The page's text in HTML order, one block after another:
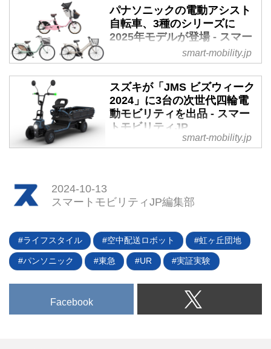
買い物難民はいまや全国どこでも
発生する可能性がある。そんな社
会課題の解消に向けて、空中配送
ロボット技術を使った世界初の配
送サービスの実証実験が川崎市麻
生区のUR虹ヶ丘団地で始まる。
（タイトル写真は空中配送ロボッ
トのイメージ）
パナソニックの電動アシスト
自転車、3種のシリーズに
2025年モデルが登場 - スマー
トモビリティJP
イクルテック株式会社は、幼児二
人同乗用電動アシスト自転車「ギ
ュット」シリーズ、ショッピング
用モデル「ビビ」シリーズ、通学
用モデル「ティモ」シリーズの
smart-mobility.jp
スズキが「JMS ビズウィーク
2024」に3台の次世代四輪電
動モビリティを出品 - スマー
トモビリティJP
2024年10月8日、スズキは
表した。同ショーは昨年から東京
れた「JAPAN MOBILITY
SHOW（JMS）」のビジネス向け
イベントで、今後は隔年で一般向
け、ビジネス向けが行われる。ス
ズキブースでは、水素燃料電池荷
役運搬車、「SUZU-RIDE」、
「SUZU-CARGO」が出品される
smart-mobility.jp
2024-10-13
スマートモビリティJP編集部
ライフスタイル 空中配送ロボット 虹ヶ丘団地
パンソニック 東急 UR 実証実験
Facebook